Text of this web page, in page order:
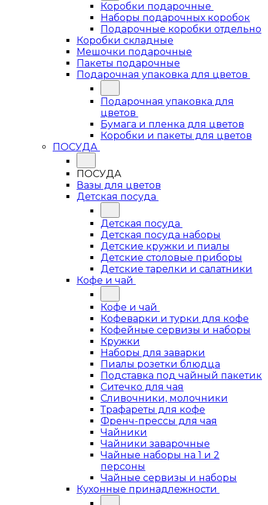
Коробки подарочные
Наборы подарочных коробок
Подарочные коробки отдельно
Коробки складные
Мешочки подарочные
Пакеты подарочные
Подарочная упаковка для цветов
Подарочная упаковка для
цветов
Бумага и пленка для цветов
Коробки и пакеты для цветов
ПОСУДА
ПОСУДА
Вазы для цветов
Детская посуда
Детская посуда
Детская посуда наборы
Детские кружки и пиалы
Детские столовые приборы
Детские тарелки и салатники
Кофе и чай
Кофе и чай
Кофеварки и турки для кофе
Кофейные сервизы и наборы
Кружки
Наборы для заварки
Пиалы розетки блюдца
Подставка под чайный пакетик
Ситечко для чая
Сливочники, молочники
Трафареты для кофе
Френч-прессы для чая
Чайники
Чайники заварочные
Чайные наборы на 1 и 2
персоны
Чайные сервизы и наборы
Кухонные принадлежности